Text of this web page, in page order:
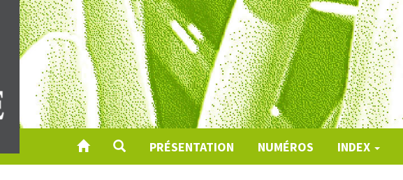
PRÉSENTATION NUMÉROS INDEX